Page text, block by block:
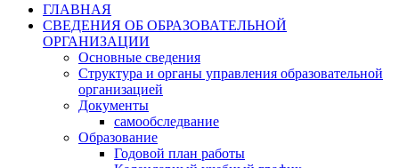
ГЛАВНАЯ
СВЕДЕНИЯ ОБ ОБРАЗОВАТЕЛЬНОЙ
ОРГАНИЗАЦИИ
Основные сведения
Структура и органы управления образовательной
организацией
Документы
самообследвание
Образование
Годовой план работы